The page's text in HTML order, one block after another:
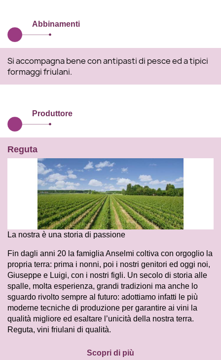
Abbinamenti
Si accompagna bene con antipasti di pesce ed a tipici
formaggi friulani.
Produttore
Reguta
La nostra è una storia di passione
Fin dagli anni 20 la famiglia Anselmi coltiva con orgoglio la
propria terra: prima i nonni, poi i nostri genitori ed oggi noi,
Giuseppe e Luigi, con i nostri figli. Un secolo di storia alle
spalle, molta esperienza, grandi tradizioni ma anche lo
sguardo rivolto sempre al futuro: adottiamo infatti le più
moderne tecniche di produzione per garantire ai vini la
qualità migliore ed esaltare l’unicità della nostra terra.
Reguta, vini friulani di qualità.
Scopri di più